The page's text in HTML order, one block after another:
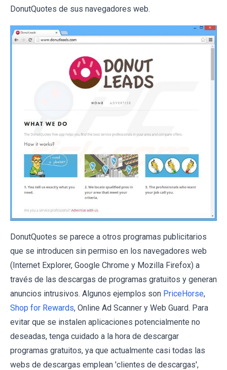
DonutQuotes de sus navegadores web.
DonutQuotes se parece a otros programas publicitarios
que se introducen sin permiso en los navegadores web
(Internet Explorer, Google Chrome y Mozilla Firefox) a
través de las descargas de programas gratuitos y generan
anuncios intrusivos. Algunos ejemplos son PriceHorse,
Shop for Rewards, Online Ad Scanner y Web Guard. Para
evitar que se instalen aplicaciones potencialmente no
deseadas, tenga cuidado a la hora de descargar
programas gratuitos, ya que actualmente casi todas las
webs de descargas emplean 'clientes de descargas',